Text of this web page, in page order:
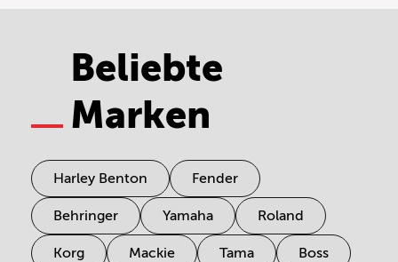
Beliebte
Marken
Harley Benton Fender
Behringer Yamaha Roland
Korg Mackie Tama Boss